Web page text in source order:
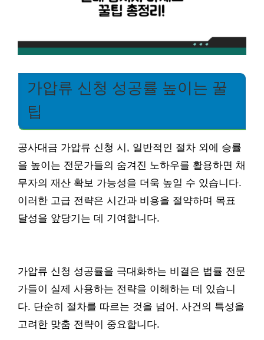
가압류 신청 성공률 높이는 꿀
팁
공사대금 가압류 신청 시, 일반적인 절차 외에 승률
을 높이는 전문가들의 숨겨진 노하우를 활용하면 채
무자의 재산 확보 가능성을 더욱 높일 수 있습니다.
이러한 고급 전략은 시간과 비용을 절약하며 목표
달성을 앞당기는 데 기여합니다.
가압류 신청 성공률을 극대화하는 비결은 법률 전문
가들이 실제 사용하는 전략을 이해하는 데 있습니
다. 단순히 절차를 따르는 것을 넘어, 사건의 특성을
고려한 맞춤 전략이 중요합니다.